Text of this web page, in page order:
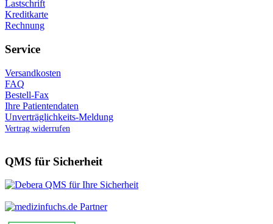
Lastschrift
Kreditkarte
Rechnung
Service
Versandkosten
FAQ
Bestell-Fax
Ihre Patientendaten
Unverträglichkeits-Meldung
Vertrag widerrufen
QMS für Sicherheit